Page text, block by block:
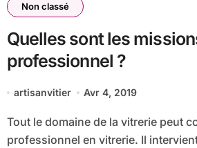
Non classé
Quelles sont les
professionnel ?
artisanvitier Avr 4, 2019
Tout le domaine de la vitrerie peut concerner cet artisan
professionnel en vitrerie. Il